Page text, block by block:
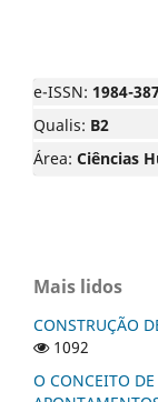
e-ISSN: 1984-
Qualis: B2
Área: Ciências
Mais lidos
CONSTRUÇÃO
1092
O CONCEITO